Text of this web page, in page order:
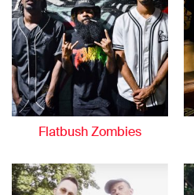
Flatbush Zombies